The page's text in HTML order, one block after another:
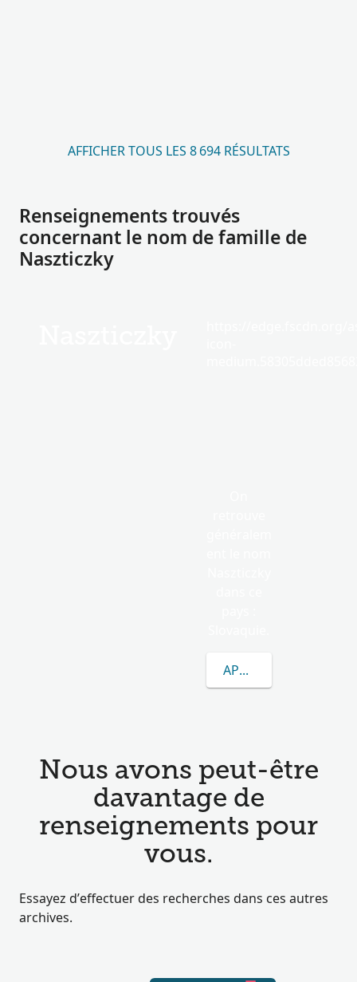
AFFICHER TOUS LES 8 694 RÉSULTATS
Renseignements trouvés
concernant le nom de famille de
Naszticzky
APPRENEZ-EN
Nous avons peut-être
davantage de
renseignements pour
vous.
Essayez d’effectuer des recherches dans ces autres
archives.